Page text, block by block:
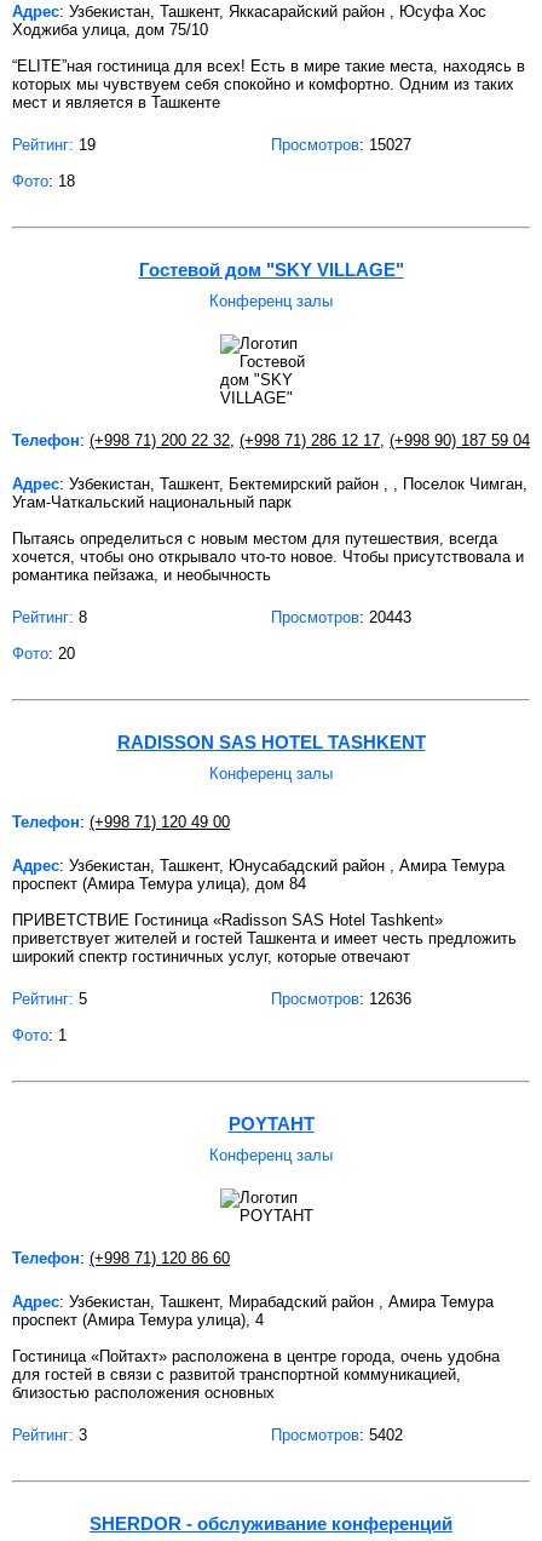
Адрес: Узбекистан, Ташкент, Яккасарайский район , Юсуфа Хос
Ходжиба улица, дом 75/10
“ELITE”ная гостиница для всех! Есть в мире такие места, находясь в
которых мы чувствуем себя спокойно и комфортно. Одним из таких
мест и является в Ташкенте
Рейтинг: 19 Просмотров: 15027
Фото: 18
Гостевой дом "SKY VILLAGE"
Конференц залы
Телефон: (+998 71) 200 22 32 (+998 71) 286 12 17 (+998 90) 187 59 04
Адрес: Узбекистан, Ташкент, Бектемирский район , , Поселок Чимган,
Угам-Чаткальский национальный парк
Пытаясь определиться с новым местом для путешествия, всегда
хочется, чтобы оно открывало что-то новое. Чтобы присутствовала и
романтика пейзажа, и необычность
Рейтинг: 8 Просмотров: 20443
Фото: 20
RADISSON SAS HOTEL TASHKENT
Конференц залы
Телефон: (+998 71) 120 49 00
Адрес: Узбекистан, Ташкент, Юнусабадский район , Амира Темура
проспект (Амира Темура улица), дом 84
ПРИВЕТСТВИЕ Гостиница «Radisson SAS Hotel Tashkent»
приветствует жителей и гостей Ташкента и имеет честь предложить
широкий спектр гостиничных услуг, которые отвечают
Рейтинг: 5 Просмотров: 12636
Фото: 1
POYTAHT
Конференц залы
Телефон: (+998 71) 120 86 60
Адрес: Узбекистан, Ташкент, Мирабадский район , Амира Темура
проспект (Амира Темура улица), 4
Гостиница «Пойтахт» расположена в центре города, очень удобна
для гостей в связи с развитой транспортной коммуникацией,
близостью расположения основных
Рейтинг: 3 Просмотров: 5402
SHERDOR - обслуживание конференций